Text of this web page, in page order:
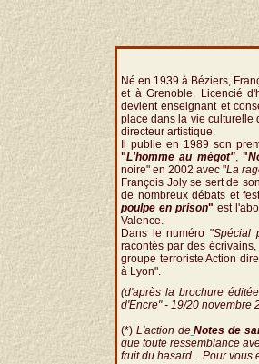
Né en 1939 à Béziers,
et à Grenoble. Licencié
devient enseignant et
place dans la vie culturelle
directeur artistique.
Il publie en 1989 son
"L'homme au mégot","
noire" en 2002 avec "La
François Joly se sert de
de nombreux débats et
poulpe en prison" est
Valence.
Dans le numéro "Spécial
racontés par des
groupe terroriste Action
à Lyon".
(d'après la brochure
d'Encre" - 19/20 novembre
(*) L'action de Notes de
que toute ressemblance
fruit du hasard... Pour vous